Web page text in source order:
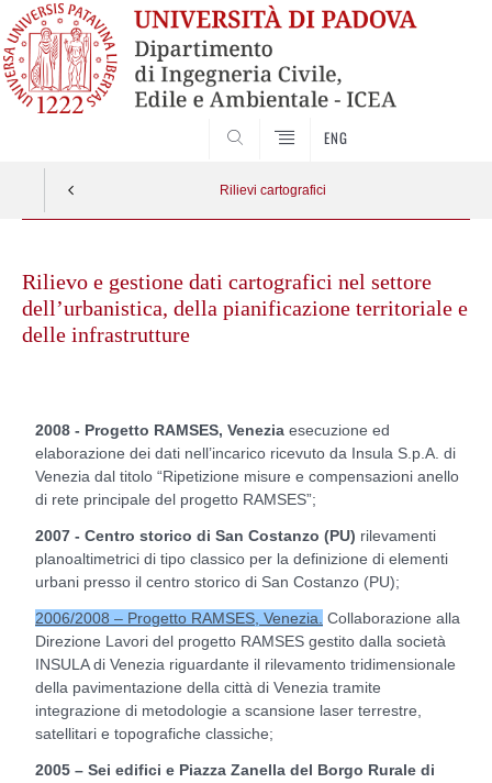
ENG
Rilievi cartografici
contentRilievo e gestione dati cartografici nel settore
dell’urbanistica, della pianificazione territoriale e
delle infrastrutture
2008 - Progetto RAMSES, Venezia esecuzione ed
elaborazione dei dati nell’incarico ricevuto da Insula S.p.A. di
Venezia dal titolo “Ripetizione misure e compensazioni anello
di rete principale del progetto RAMSES”;
2007 - Centro storico di San Costanzo (PU) rilevamenti
planoaltimetrici di tipo classico per la definizione di elementi
urbani presso il centro storico di San Costanzo (PU);
2006/2008 – Progetto RAMSES, Venezia. Collaborazione alla
Direzione Lavori del progetto RAMSES gestito dalla società
INSULA di Venezia riguardante il rilevamento tridimensionale
della pavimentazione della città di Venezia tramite
integrazione di metodologie a scansione laser terrestre,
satellitari e topografiche classiche;
2005 – Sei edifici e Piazza Zanella del Borgo Rurale di